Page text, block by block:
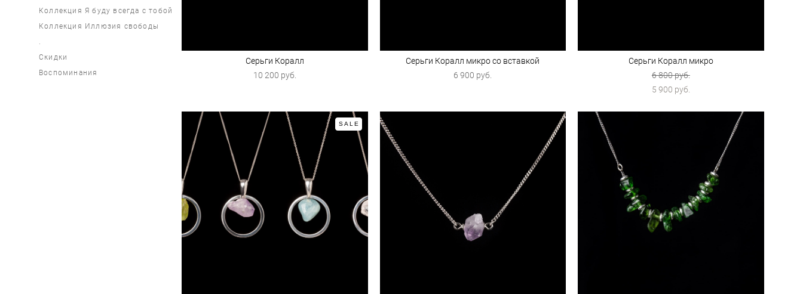
Коллекция Я буду всегда с тобой
Коллекция Иллюзия свободы
Скидки
Воспоминания
Серьги Коралл
10 200 pуб.
Серьги Коралл микро со вставкой
6 900 pуб.
Серьги Коралл микро
6 800 pуб.
5 900 pуб.
SALE